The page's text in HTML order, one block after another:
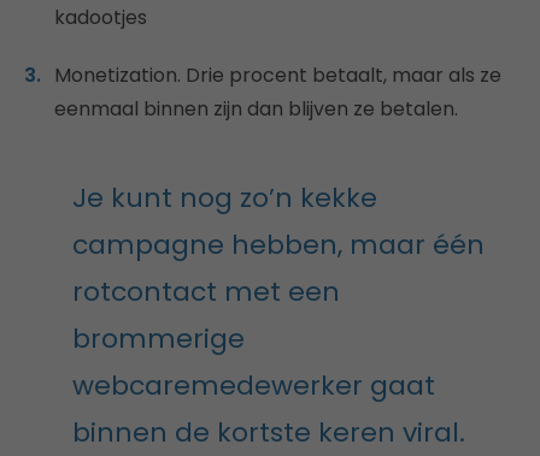
kadootjes
Monetization. Drie procent betaalt, maar als ze
eenmaal binnen zijn dan blijven ze betalen.
Je kunt nog zo’n kekke
campagne hebben, maar één
rotcontact met een
brommerige
webcaremedewerker gaat
binnen de kortste keren viral.